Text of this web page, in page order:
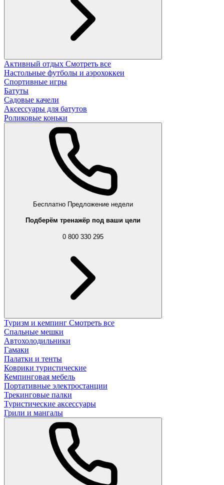
Активный отдых Смотреть все
Настольные футболы и аэрохоккеи
Спортивные игры
Батуты
Садовые качели
Аксессуары для батутов
Роликовые коньки
Бесплатно Предложение недели
Подберём тренажёр под ваши цели
0 800 330 295
Туризм и кемпинг Смотреть все
Спальные мешки
Автохолодильники
Гамаки
Палатки и тенты
Коврики туристические
Кемпинговая мебель
Портативные электростанции
Трекинговые палки
Туристические аксессуары
Грили и мангалы